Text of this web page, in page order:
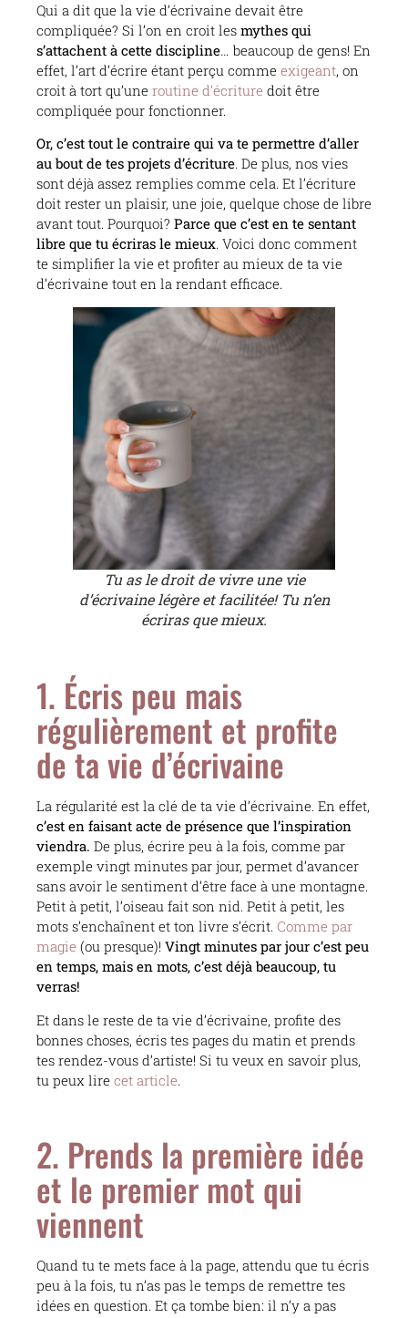
Qui a dit que la vie d’écrivaine devait être
compliquée? Si l’on en croit les mythes qui
s’attachent à cette discipline… beaucoup de gens! En
effet, l’art d’écrire étant perçu comme exigeant, on
croit à tort qu’une routine d’écriture doit être
compliquée pour fonctionner.
Or, c’est tout le contraire qui va te permettre d’aller
au bout de tes projets d’écriture. De plus, nos vies
sont déjà assez remplies comme cela. Et l’écriture
doit rester un plaisir, une joie, quelque chose de libre
avant tout. Pourquoi? Parce que c’est en te sentant
libre que tu écriras le mieux. Voici donc comment
te simplifier la vie et profiter au mieux de ta vie
d’écrivaine tout en la rendant efficace.
Tu as le droit de vivre une vie
d’écrivaine légère et facilitée! Tu n’en
écriras que mieux.
1. Écris peu mais
régulièrement et profite
de ta vie d’écrivaine
La régularité est la clé de ta vie d’écrivaine. En effet,
c’est en faisant acte de présence que l’inspiration
viendra. De plus, écrire peu à la fois, comme par
exemple vingt minutes par jour, permet d’avancer
sans avoir le sentiment d’être face à une montagne.
Petit à petit, l’oiseau fait son nid. Petit à petit, les
mots s’enchaînent et ton livre s’écrit. Comme par
magie (ou presque)! Vingt minutes par jour c’est peu
en temps, mais en mots, c’est déjà beaucoup, tu
verras!
Et dans le reste de ta vie d’écrivaine, profite des
bonnes choses, écris tes pages du matin et prends
tes rendez-vous d’artiste! Si tu veux en savoir plus,
tu peux lire cet article.
2. Prends la première idée
et le premier mot qui
viennent
Quand tu te mets face à la page, attendu que tu écris
peu à la fois, tu n’as pas le temps de remettre tes
idées en question. Et ça tombe bien: il n’y a pas